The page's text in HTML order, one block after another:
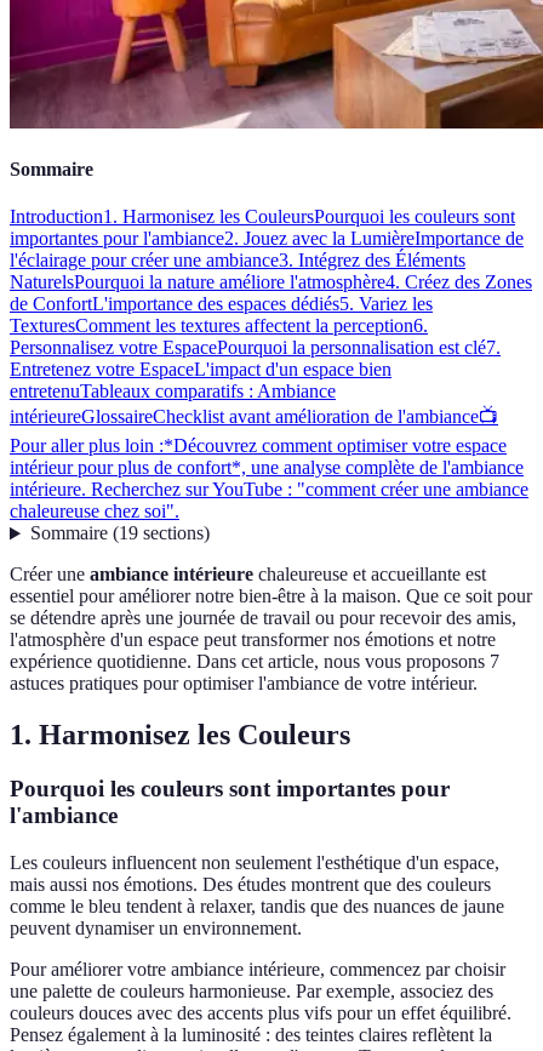
Sommaire
Introduction1. Harmonisez les CouleursPourquoi les couleurs sont
importantes pour l'ambiance2. Jouez avec la LumièreImportance de
l'éclairage pour créer une ambiance3. Intégrez des Éléments
NaturelsPourquoi la nature améliore l'atmosphère4. Créez des Zones
de ConfortL'importance des espaces dédiés5. Variez les
TexturesComment les textures affectent la perception6.
Personnalisez votre EspacePourquoi la personnalisation est clé7.
Entretenez votre EspaceL'impact d'un espace bien
entretenuTableaux comparatifs : Ambiance
intérieureGlossaireChecklist avant amélioration de l'ambiance📺
Pour aller plus loin :*Découvrez comment optimiser votre espace
intérieur pour plus de confort*, une analyse complète de l'ambiance
intérieure. Recherchez sur YouTube : "comment créer une ambiance
chaleureuse chez soi".
Sommaire(19 sections)
Créer une ambiance intérieure chaleureuse et accueillante est
essentiel pour améliorer notre bien-être à la maison. Que ce soit pour
se détendre après une journée de travail ou pour recevoir des amis,
l'atmosphère d'un espace peut transformer nos émotions et notre
expérience quotidienne. Dans cet article, nous vous proposons 7
astuces pratiques pour optimiser l'ambiance de votre intérieur.
1. Harmonisez les Couleurs
Pourquoi les couleurs sont importantes pour
l'ambiance
Les couleurs influencent non seulement l'esthétique d'un espace,
mais aussi nos émotions. Des études montrent que des couleurs
comme le bleu tendent à relaxer, tandis que des nuances de jaune
peuvent dynamiser un environnement.
Pour améliorer votre ambiance intérieure, commencez par choisir
une palette de couleurs harmonieuse. Par exemple, associez des
couleurs douces avec des accents plus vifs pour un effet équilibré.
Pensez également à la luminosité : des teintes claires reflètent la